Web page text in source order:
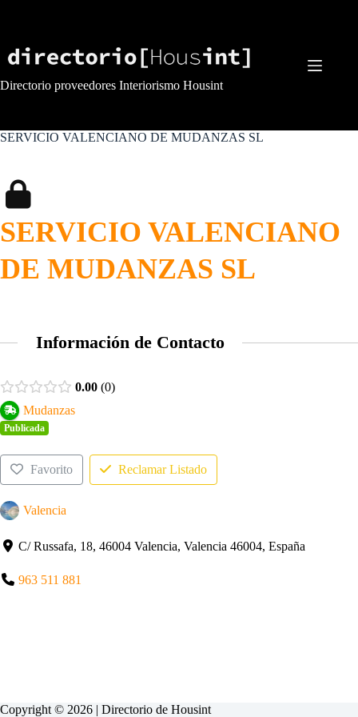
Directorio proveedores Interiorismo Housint
SERVICIO VALENCIANO DE MUDANZAS SL
SERVICIO VALENCIANO
DE MUDANZAS SL
Información de Contacto
0.00 0
Mudanzas
Publicada
Favorito Reclamar Listado
Valencia
C/ Russafa, 18, 46004 Valencia, Valencia 46004, España
963 511 881
Copyright © 2026 | Directorio de Housint